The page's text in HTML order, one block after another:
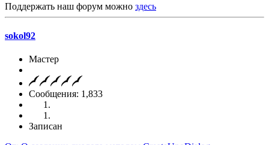
Поддержать наш форум можно здесь
sokol92
Мастер
Сообщения: 1,833
Записан